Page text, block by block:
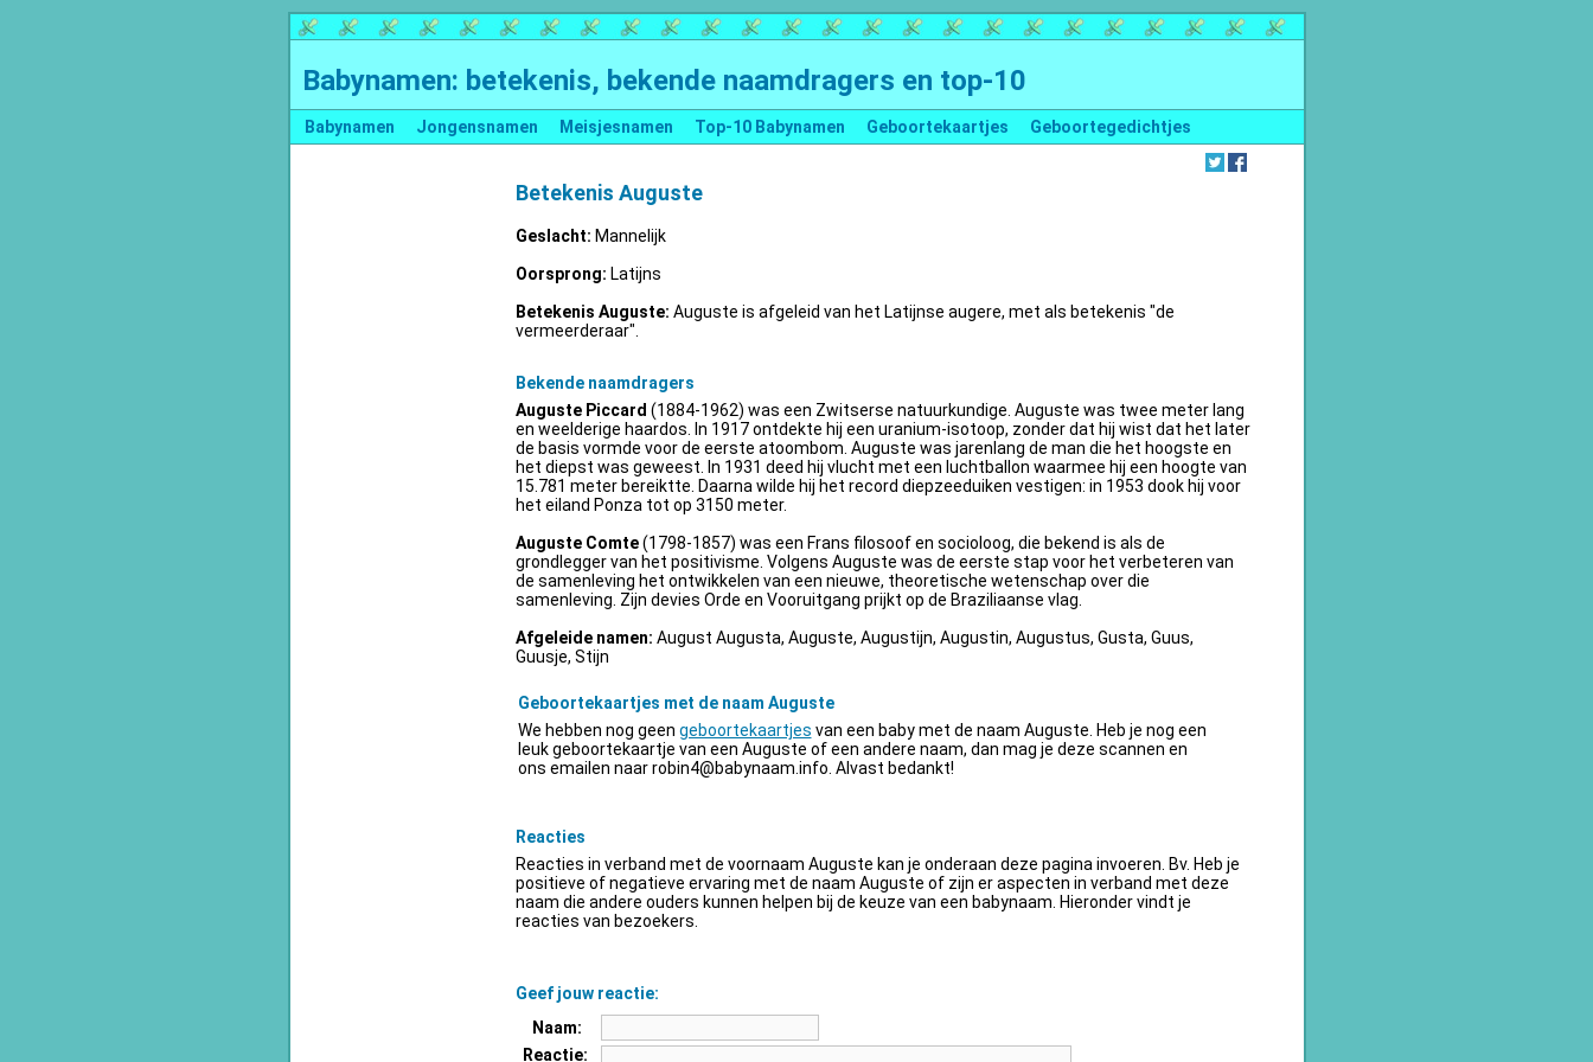
Babynamen: betekenis, bekende naamdragers en top-10
Babynamen Jongensnamen Meisjesnamen Top-10 Babynamen Geboortekaartjes Geboortegedichtjes
Betekenis Auguste
Geslacht: Mannelijk
Oorsprong: Latijns
Betekenis Auguste: Auguste is afgeleid van het Latijnse augere, met als betekenis "de
vermeerderaar".
Bekende naamdragers
Auguste Piccard (1884-1962) was een Zwitserse natuurkundige. Auguste was twee meter lang
en weelderige haardos. In 1917 ontdekte hij een uranium-isotoop, zonder dat hij wist dat het later
de basis vormde voor de eerste atoombom. Auguste was jarenlang de man die het hoogste en
het diepst was geweest. In 1931 deed hij vlucht met een luchtballon waarmee hij een hoogte van
15.781 meter bereiktte. Daarna wilde hij het record diepzeeduiken vestigen: in 1953 dook hij voor
het eiland Ponza tot op 3150 meter.
Auguste Comte(1798-1857) was een Frans filosoof en socioloog, die bekend is als de
grondlegger van het positivisme. Volgens Auguste was de eerste stap voor het verbeteren van
de samenleving het ontwikkelen van een nieuwe, theoretische wetenschap over die
samenleving. Zijn devies Orde en Vooruitgang prijkt op de Braziliaanse vlag.
Afgeleide namen: August Augusta, Auguste, Augustijn, Augustin, Augustus, Gusta, Guus,
Guusje, Stijn
Geboortekaartjes met de naam Auguste
We hebben nog geen geboortekaartjes van een baby met de naam Auguste. Heb je nog een
leuk geboortekaartje van een Auguste of een andere naam, dan mag je deze scannen en
ons emailen naarrobin4@babynaam.info . Alvast bedankt!
Reacties
Reacties in verband met de voornaam Auguste kan je onderaan deze pagina invoeren. Bv. Heb je
positieve of negatieve ervaring met de naam Auguste of zijn er aspecten in verband met deze
naam die andere ouders kunnen helpen bij de keuze van een babynaam. Hieronder vindt je
reacties van bezoekers.
Geef jouw reactie:
Naam:
Reactie: